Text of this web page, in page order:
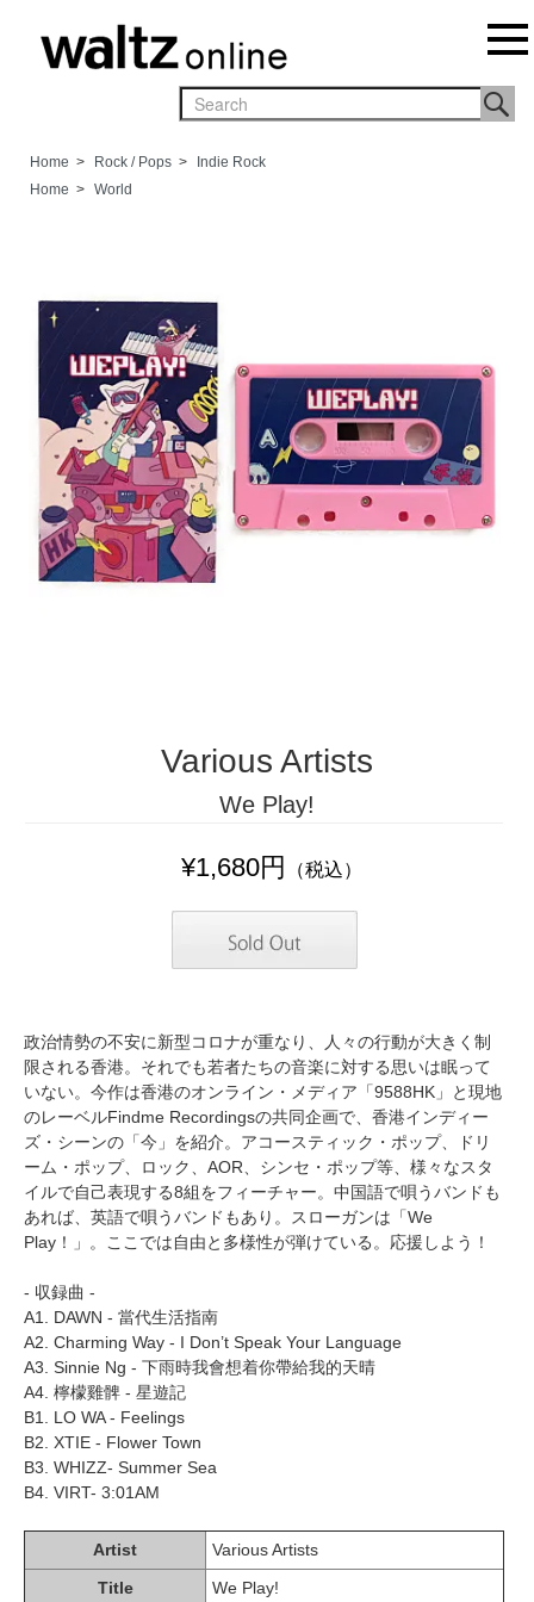
Home > Rock / Pops >
Indie Rock
Home > World
Various Artists
We Play!
¥1,680円 （税込）
政治情勢の不安に新型コロナが重なり、人々の行動が大きく制
限される香港。それでも若者たちの音楽に対する思いは眠って
いない。今作は香港のオンライン・メディア「9588HK」と現地
のレーベルFindme Recordingsの共同企画で、香港インディー
ズ・シーンの「今」を紹介。アコースティック・ポップ、ドリ
ーム・ポップ、ロック、AOR、シンセ・ポップ等、様々なスタ
イルで自己表現する8組をフィーチャー。中国語で唄うバンドも
あれば、英語で唄うバンドもあり。スローガンは「We
Play！」。ここでは自由と多様性が弾けている。応援しよう！
- 収録曲 -
A1. DAWN - 當代生活指南
A2. Charming Way - I Don’t Speak Your Language
A3. Sinnie Ng - 下雨時我會想着你帶給我的天晴
A4. 檸檬雞髀 - 星遊記
B1. LO WA - Feelings
B2. XTIE - Flower Town
B3. WHIZZ- Summer Sea
B4. VIRT- 3:01AM
Artist
Various Artists
Title
We Play!